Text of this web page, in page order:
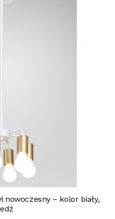
nowoczesny – kolor biały,